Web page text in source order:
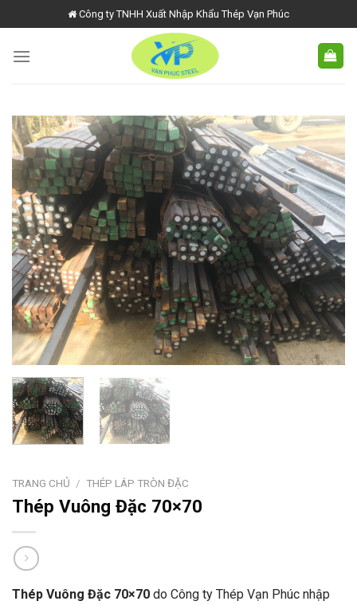
to
content
Công ty TNHH Xuất Nhập Khẩu Thép Vạn Phúc
TRANG CHỦ / THÉP LÁP TRÒN ĐẶC
Thép Vuông Đặc 70×70
Thép Vuông Đặc 70×70 do Công ty Thép Vạn Phúc nhập